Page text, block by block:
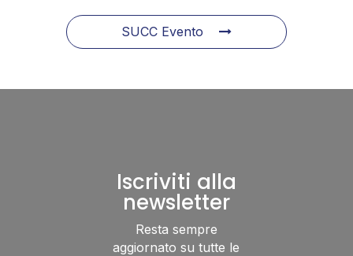
SUCC Evento
Iscriviti alla
newsletter
Resta sempre
aggiornato su tutte le